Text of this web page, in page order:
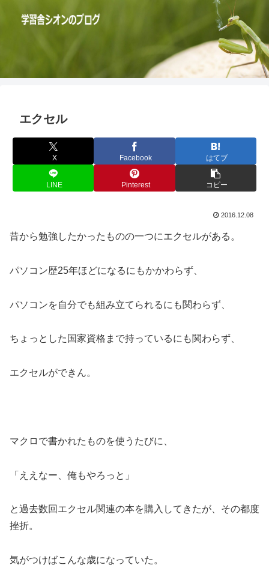
エクセル
X Facebook はてブ
LINE Pinterest コピー
2016.12.08
昔から勉強したかったものの一つにエクセルがある。
パソコン歴25年ほどになるにもかかわらず、
パソコンを自分でも組み立てられるにも関わらず、
ちょっとした国家資格まで持っているにも関わらず、
エクセルができん。
マクロで書かれたものを使うたびに、
「ええなー、俺もやろっと」
と過去数回エクセル関連の本を購入してきたが、その都度
挫折。
気がつけばこんな歳になっていた。